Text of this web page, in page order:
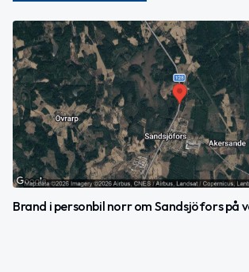
Brand i personbil norr om Sandsjöfors på